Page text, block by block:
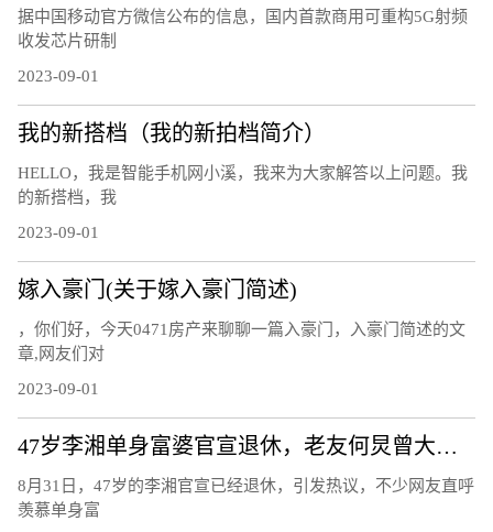
据中国移动官方微信公布的信息，国内首款商用可重构5G射频
收发芯片研制
2023-09-01
我的新搭档（我的新拍档简介）
HELLO，我是智能手机网小溪，我来为大家解答以上问题。我
的新搭档，我
2023-09-01
嫁入豪门(关于嫁入豪门简述)
，你们好，今天0471房产来聊聊一篇入豪门，入豪门简述的文
章,网友们对
2023-09-01
47岁李湘单身富婆官宣退休，老友何炅曾大夸她带自己发家致富：她建议我在北京买房，刚买完就限购了
8月31日，47岁的李湘官宣已经退休，引发热议，不少网友直呼
羡慕单身富